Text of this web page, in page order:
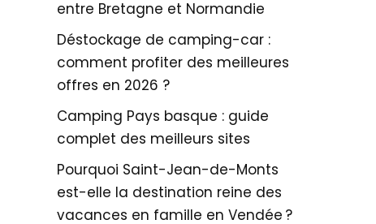
entre Bretagne et Normandie
Déstockage de camping-car :
comment profiter des meilleures
offres en 2026 ?
Camping Pays basque : guide
complet des meilleurs sites
Pourquoi Saint-Jean-de-Monts
est-elle la destination reine des
vacances en famille en Vendée ?